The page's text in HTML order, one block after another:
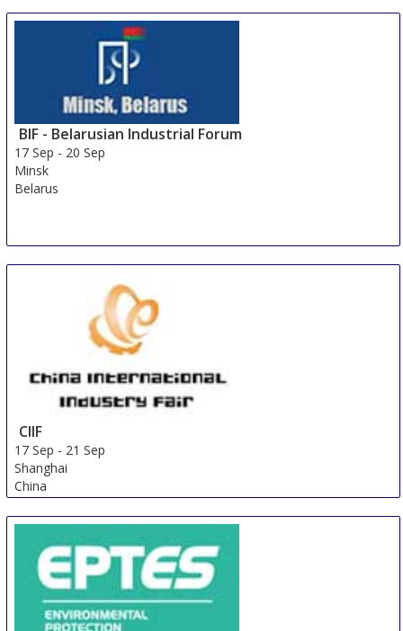
BIF - Belarusian Industrial Forum
17 Sep - 20 Sep
Minsk
Belarus
CIIF
17 Sep - 21 Sep
Shanghai
China